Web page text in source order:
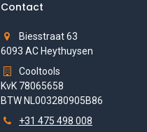
Contact
Biesstraat 63
6093 AC Heythuysen
Cooltools
KvK 78065658
BTW NL003280905B86
+31 475 498 008